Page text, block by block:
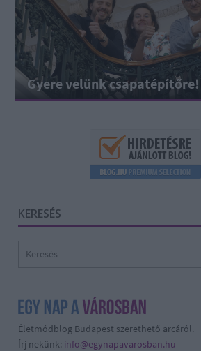
Gyere velünk csapatépítőre!
KERESÉS
Életmódblog Budapest szerethető arcáról.
Írj nekünk: info@egynapavarosban.hu